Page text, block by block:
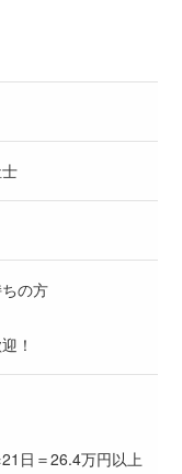
の方
！
日＝26.4万円以上